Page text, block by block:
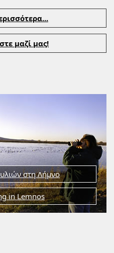
μαζί μας!
στη Λήμνο
in Lemnos